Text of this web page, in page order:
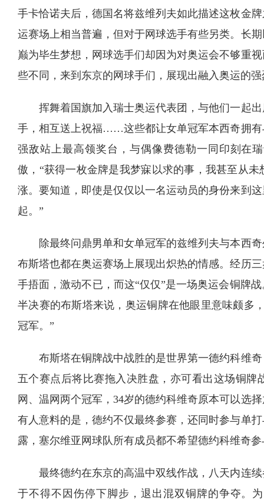
手卡恰诺夫后，德国名将兹维列夫如此描述这枚金
运赛场上相当普遍，但对于网球选手有些另类。长
巅为毕生梦想，网球选手们却因为对奥运会不够重
些不同，来到东京的网球手们，展现出融入奥运的
挥舞着国旗加入瑞士奥运代表团，与他们一起
手，相互送上祝福……这些都让女单冠军本西奇拥
强敌站上最高领奖台，与偶像费德勒一同印刻在
傲，“获得一枚金牌是我梦寐以求的事，我甚至从
涨。要知道，即使是仅仅以一名运动员的身份来到
起。”
除最终问鼎男单和女单冠军的兹维列夫与本西
布斯塔也都在奥运赛场上展现出炽热的情感。经历
手捂面，激动不已，而这“仅仅”是一场奥运会铜牌
半决赛的布斯塔来说，奥运铜牌在他眼里意味颇多
冠军。”
布斯塔在铜牌战中战胜的是世界第一德约科维
五个赛点后将比赛拖入决胜盘，亦可看出这场铜牌
网、温网两个冠军，34岁的德约科维奇原本可以选
有人意料的是，德约不仅最终参赛，还同时参与单
露，塞尔维亚网球队所有成员都不希望德约科维奇
最终德约在东京的高温中双线作战，八天内连
于不得不因伤停下脚步，退出混双铜牌的争夺。